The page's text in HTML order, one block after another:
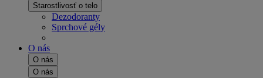
Starostlivosť o telo
Dezodoranty
Sprchové gély
O nás
O nás
O nás